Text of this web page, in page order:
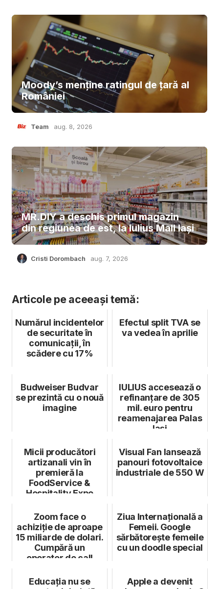
Moody’s menține ratingul de țară al
României
Team aug. 8, 2026
MR.DIY a deschis primul magazin
din regiunea de est, la Iulius Mall Iași
Cristi Dorombach aug. 7, 2026
Articole pe aceeași temă:
Numărul incidentelor
de securitate în
comunicații, în
scădere cu 17%
Efectul split TVA se
va vedea în aprilie
Budweiser Budvar
se prezintă cu o nouă
imagine
IULIUS accesează o
refinanțare de 305
mil. euro pentru
reamenajarea Palas
Iași
Micii producători
artizanali vin în
premieră la
FoodService &
Hospitality Expo
Visual Fan lansează
panouri fotovoltaice
industriale de 550 W
Zoom face o
achiziție de aproape
15 miliarde de dolari.
Cumpără un
operator de call
Ziua Internațională a
Femeii. Google
sărbătorește femeile
cu un doodle special
Educația nu se
Apple a devenit